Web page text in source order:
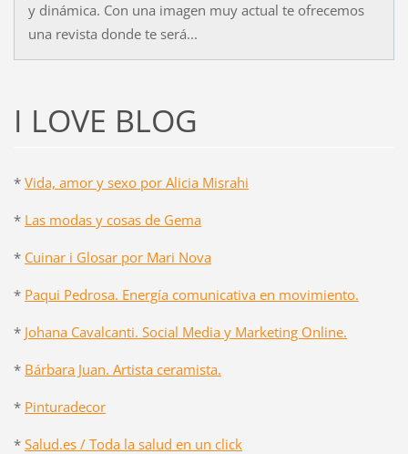
y dinámica. Con una imagen muy actual te ofrecemos
una revista donde te será...
I LOVE BLOG
* Vida, amor y sexo por Alicia Misrahi
* Las modas y cosas de Gema
* Cuinar i Glosar por Mari Nova
* Paqui Pedrosa. Energía comunicativa en movimiento.
* Johana Cavalcanti. Social Media y Marketing Online.
* Bárbara Juan. Artista ceramista.
* Pinturadecor
* Salud.es / Toda la salud en un click